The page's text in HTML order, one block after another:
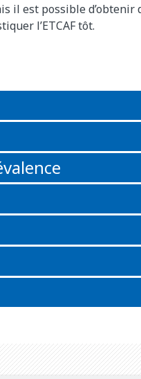
il est possible d’obtenir
l’ETCAF tôt.